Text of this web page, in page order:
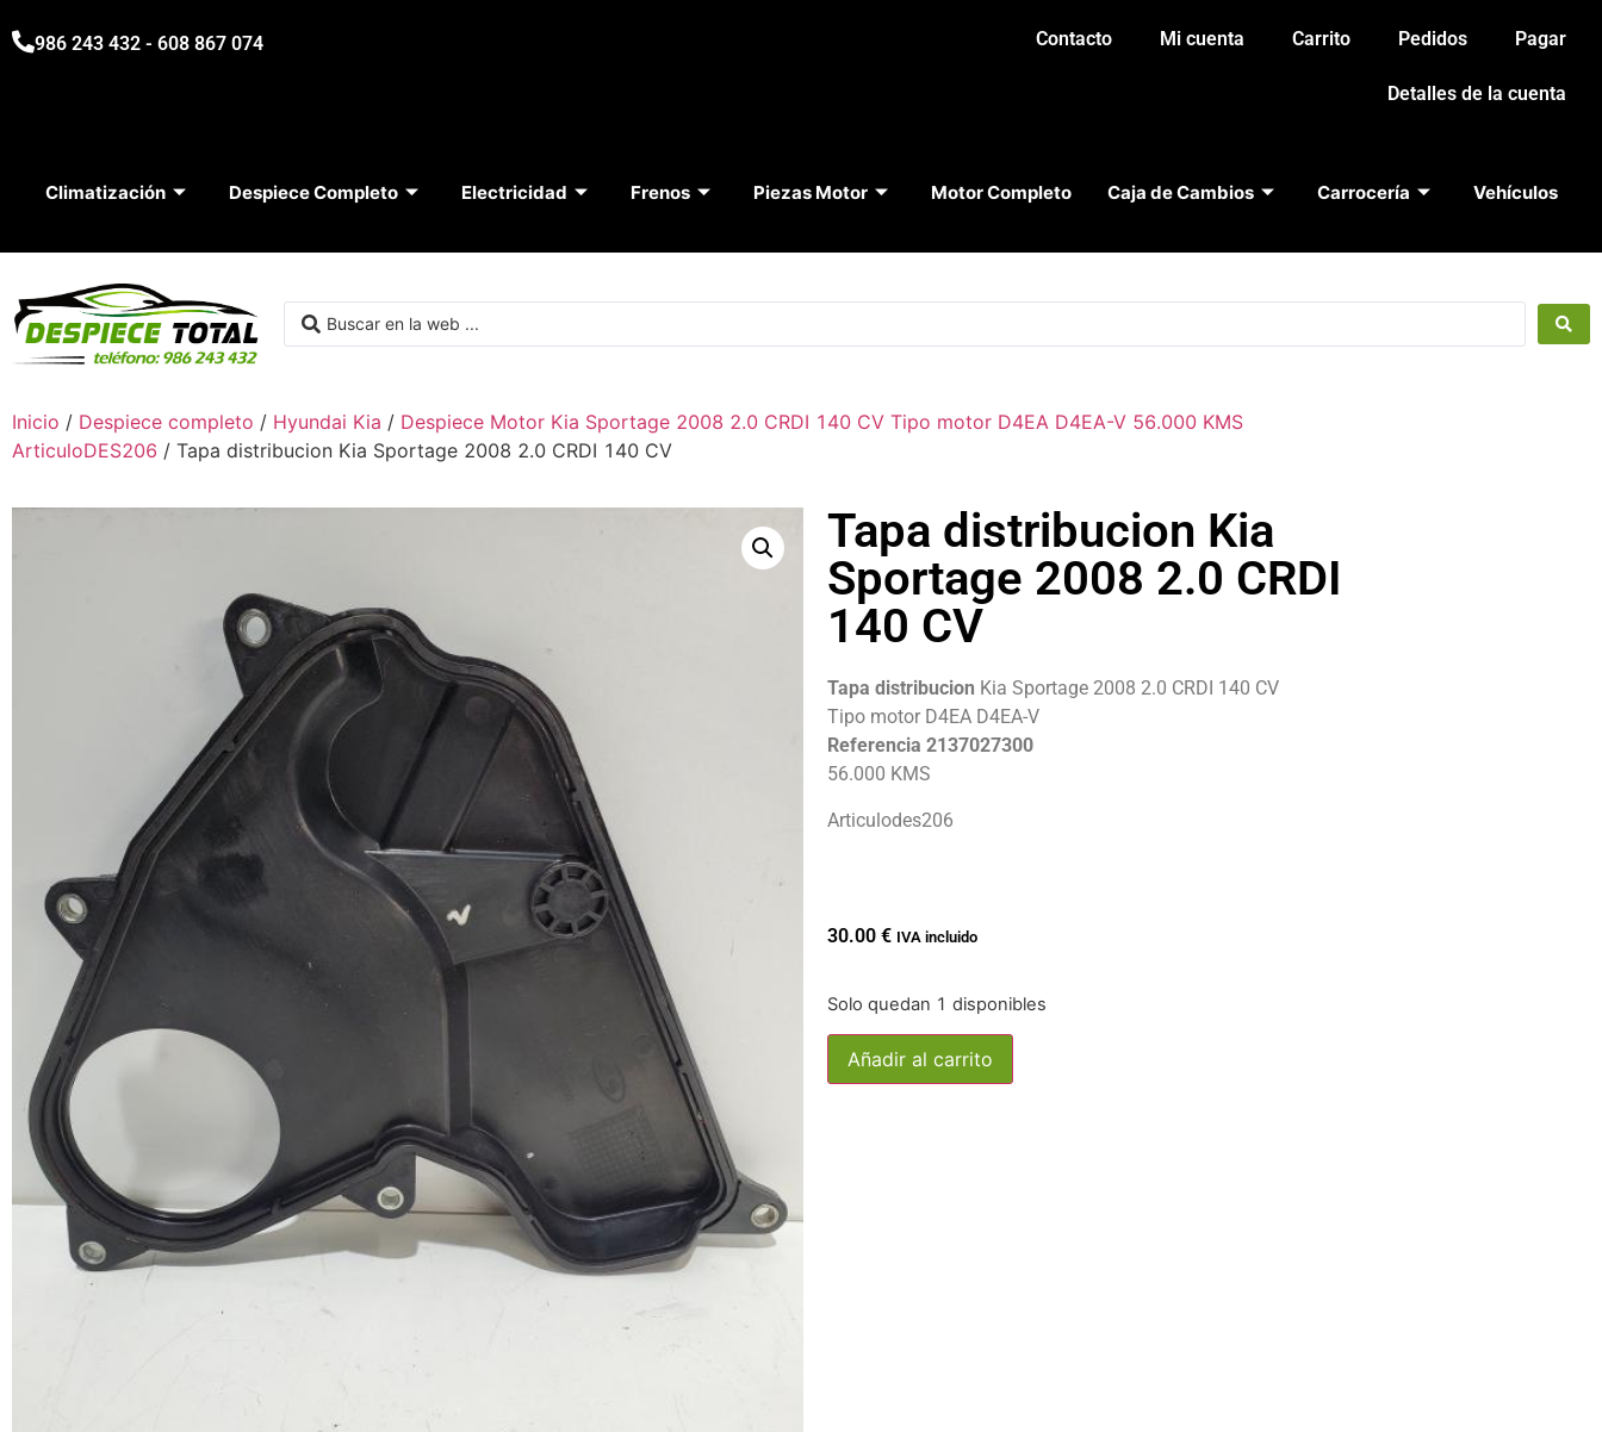
986 243 432 - 608 867 074 Contacto Mi cuenta Carrito Pedidos Pagar
Detalles de la cuenta
Climatización Despiece Completo Electricidad Frenos Piezas Motor Motor Completo Caja de Cambios Carrocería Vehículos
Inicio / Despiece completo / Hyundai Kia / Despiece Motor Kia Sportage 2008 2.0 CRDI 140 CV Tipo motor D4EA D4EA-V 56.000 KMS
ArticuloDES206 / Tapa distribucion Kia Sportage 2008 2.0 CRDI 140 CV
Tapa distribucion Kia
Sportage 2008 2.0 CRDI
140 CV
Tapa distribucion Kia Sportage 2008 2.0 CRDI 140 CV
Tipo motor D4EA D4EA-V
Referencia 2137027300
56.000 KMS
Articulodes206
30.00 € IVA incluido
Solo quedan 1 disponibles
Añadir al carrito